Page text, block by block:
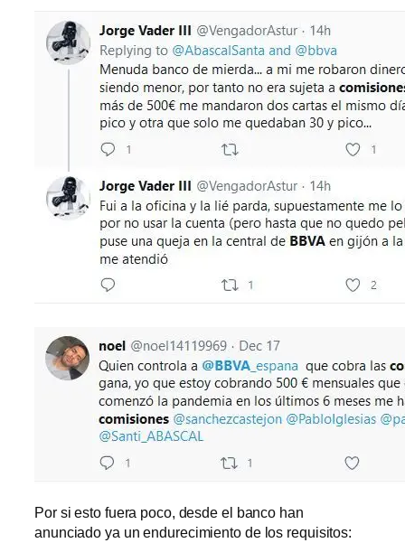
Por si esto fuera poco, desde el banco han
anunciado ya un endurecimiento de los requisitos: